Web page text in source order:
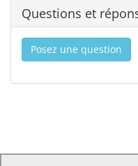
Questions et
Posez une question